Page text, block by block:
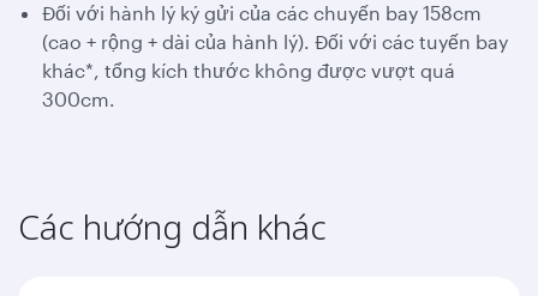
Đối với hành lý ký gửi của các chuyến bay 158cm
(cao + rộng + dài của hành lý). Đối với các tuyến bay
khác*, tổng kích thước không được vượt quá
300cm.
Các hướng dẫn khác